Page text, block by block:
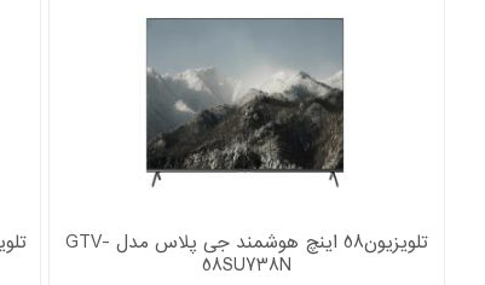
تلویزیون58 اینچ هوشمند جی پلاس مدل GTV-
58SU738N